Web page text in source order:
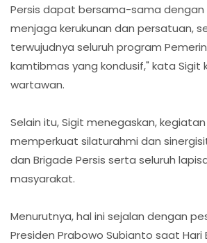
Persis dapat bersama-sama dengan
menjaga kerukunan dan persatuan,
terwujudnya seluruh program
kamtibmas yang kondusif," kata Sigit
wartawan.
Selain itu, Sigit menegaskan,
memperkuat silaturahmi dan
dan Brigade Persis serta seluruh
masyarakat.
Menurutnya, hal ini sejalan dengan
Presiden Prabowo Subianto saat Hari